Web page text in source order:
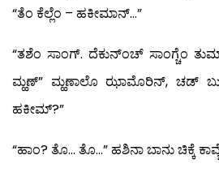
“ತೆಂ ಕೆಲ್ಲೆಂ – ಹಕೀಮಾನ್…”
“ತಶೆಂ ಸಾಂಗ್. ದೆಕುನ್‍ಂಚ್ ಸಾಂಗ್ಚೆಂ
ಮ್ಹಣ್” ಮ್ಹಣಾಲೊ ಝಾಮೊರಿನ್, ಚಡ್
ಹಕೀಮ್?”
“ಹಾಂ? ತೊ… ತೊ…” ಹಶಿನಾ ಬಾನು ಚಿಕ್ಕೆ